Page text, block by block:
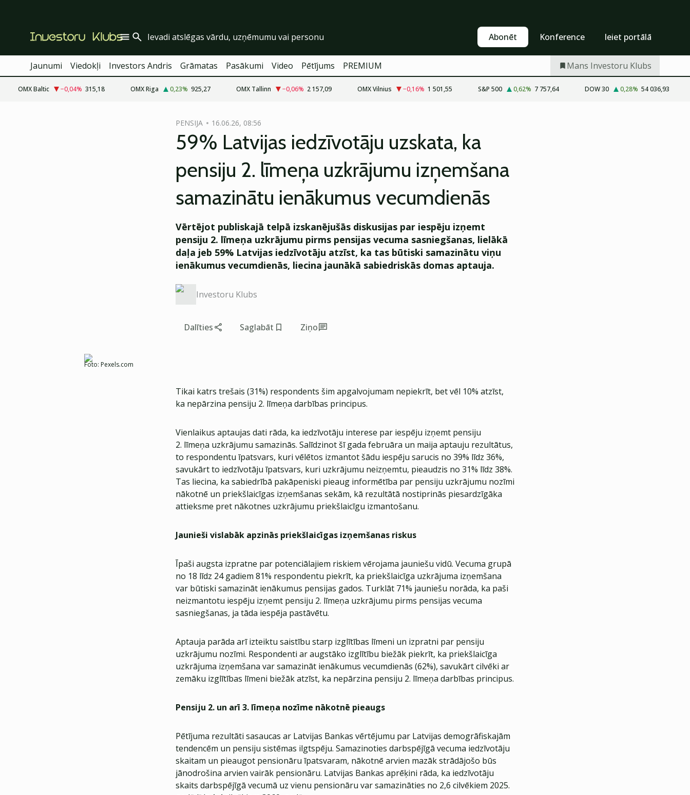
Abonēt Konference Ieiet portālā
Jaunumi Viedokļi Investors Andris Grāmatas Pasākumi Video Pētījums PREMIUM Mans Investoru Klubs
OMX Baltic −0,04% 315,18 OMX Riga 0,23% 925,27 OMX Tallinn −0,06% 2 157,09 OMX Vilnius −0,16% 1 501,55 S&P 500 0,62% 7 757,64 DOW 30 0,28% 54 036,93
PENSIJA 16.06.26, 08:56
59% Latvijas iedzīvotāju uzskata, ka
pensiju 2. līmeņa uzkrājumu izņemšana
samazinātu ienākumus vecumdienās
Vērtējot publiskajā telpā izskanējušās diskusijas par iespēju izņemt
pensiju 2. līmeņa uzkrājumu pirms pensijas vecuma sasniegšanas, lielākā
daļa jeb 59% Latvijas iedzīvotāju atzīst, ka tas būtiski samazinātu viņu
ienākumus vecumdienās, liecina jaunākā sabiedriskās domas aptauja.
Investoru Klubs
Dalīties Saglabāt Ziņo
Foto: Pexels.com
Tikai katrs trešais (31%) respondents šim apgalvojumam nepiekrīt, bet vēl 10% atzīst,
ka nepārzina pensiju 2. līmeņa darbības principus.
Vienlaikus aptaujas dati rāda, ka iedzīvotāju interese par iespēju izņemt pensiju
2. līmeņa uzkrājumu samazinās. Salīdzinot šī gada februāra un maija aptauju rezultātus,
to respondentu īpatsvars, kuri vēlētos izmantot šādu iespēju sarucis no 39% līdz 36%,
savukārt to iedzīvotāju īpatsvars, kuri uzkrājumu neizņemtu, pieaudzis no 31% līdz 38%.
Tas liecina, ka sabiedrībā pakāpeniski pieaug informētība par pensiju uzkrājumu nozīmi
nākotnē un priekšlaicīgas izņemšanas sekām, kā rezultātā nostiprinās piesardzīgāka
attieksme pret nākotnes uzkrājumu priekšlaicīgu izmantošanu.
Jaunieši vislabāk apzinās priekšlaicīgas izņemšanas riskus
Īpaši augsta izpratne par potenciālajiem riskiem vērojama jauniešu vidū. Vecuma grupā
no 18 līdz 24 gadiem 81% respondentu piekrīt, ka priekšlaicīga uzkrājuma izņemšana
var būtiski samazināt ienākumus pensijas gados. Turklāt 71% jauniešu norāda, ka paši
neizmantotu iespēju izņemt pensiju 2. līmeņa uzkrājumu pirms pensijas vecuma
sasniegšanas, ja tāda iespēja pastāvētu.
Aptauja parāda arī izteiktu saistību starp izglītības līmeni un izpratni par pensiju
uzkrājumu nozīmi. Respondenti ar augstāko izglītību biežāk piekrīt, ka priekšlaicīga
uzkrājuma izņemšana var samazināt ienākumus vecumdienās (62%), savukārt cilvēki ar
zemāku izglītības līmeni biežāk atzīst, ka nepārzina pensiju 2. līmeņa darbības principus.
Pensiju 2. un arī 3. līmeņa nozīme nākotnē pieaugs
Pētījuma rezultāti sasaucas ar Latvijas Bankas vērtējumu par Latvijas demogrāfiskajām
tendencēm un pensiju sistēmas ilgtspēju. Samazinoties darbspējīgā vecuma iedzīvotāju
skaitam un pieaugot pensionāru īpatsvaram, nākotnē arvien mazāk strādājošo būs
jānodrošina arvien vairāk pensionāru. Latvijas Bankas aprēķini rāda, ka iedzīvotāju
skaits darbspējīgā vecumā uz vienu pensionāru var samazināties no 2,6 cilvēkiem 2025.